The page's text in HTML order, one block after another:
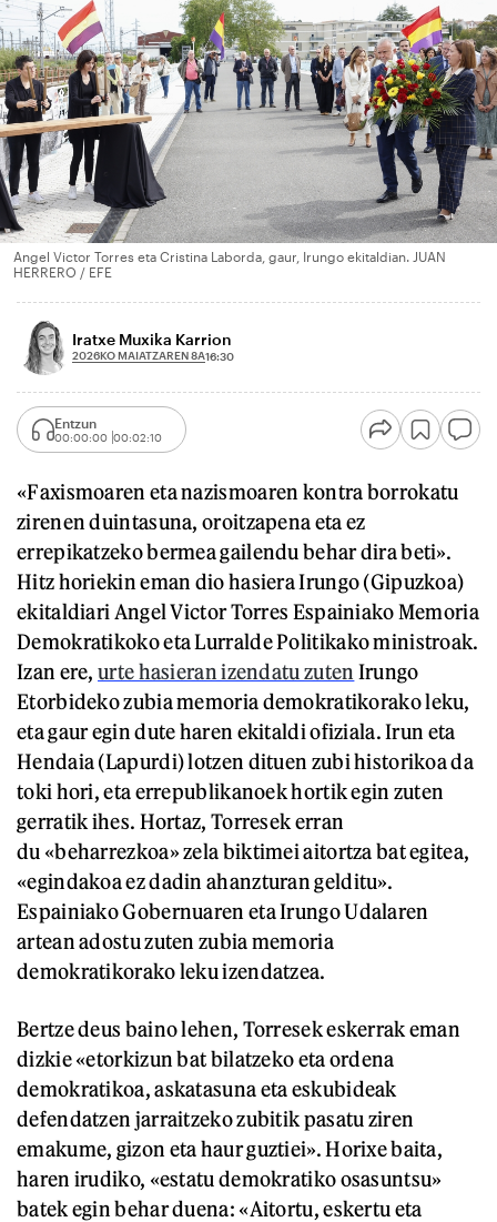
Angel Victor Torres eta Cristina Laborda, gaur, Irungo ekitaldian. JUAN
HERRERO / EFE
Iratxe Muxika Karrion
2026KO MAIATZAREN 8A16:30
Entzun
00:00:00 00:02:10
«Faxismoaren eta nazismoaren kontra borrokatu
zirenen duintasuna, oroitzapena eta ez
errepikatzeko bermea gailendu behar dira beti».
Hitz horiekin eman dio hasiera Irungo (Gipuzkoa)
ekitaldiari Angel Victor Torres Espainiako Memoria
Demokratikoko eta Lurralde Politikako ministroak.
Izan ere,urte hasieran izendatu zuten Irungo
Etorbideko zubia memoria demokratikorako leku,
eta gaur egin dute haren ekitaldi ofiziala. Irun eta
Hendaia (Lapurdi) lotzen dituen zubi historikoa da
toki hori, eta errepublikanoek hortik egin zuten
gerratik ihes. Hortaz, Torresek erran
du «beharrezkoa» zela biktimei aitortza bat egitea,
«egindakoa ez dadin ahanzturan gelditu».
Espainiako Gobernuaren eta Irungo Udalaren
artean adostu zuten zubia memoria
demokratikorako leku izendatzea.
Bertze deus baino lehen, Torresek eskerrak eman
dizkie «etorkizun bat bilatzeko eta ordena
demokratikoa, askatasuna eta eskubideak
defendatzen jarraitzeko zubitik pasatu ziren
emakume, gizon eta haur guztiei». Horixe baita,
haren irudiko, «estatu demokratiko osasuntsu»
batek egin behar duena: «Aitortu, eskertu eta